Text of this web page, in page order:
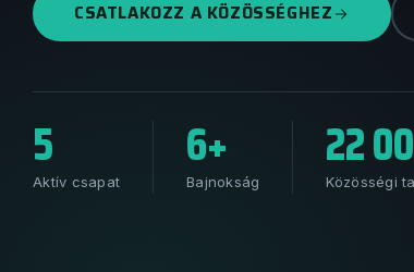
CSATLAKOZZ A KÖZÖSSÉGHEZ
5
Aktív csapat
6+
Bajnokság
22
Közösségi